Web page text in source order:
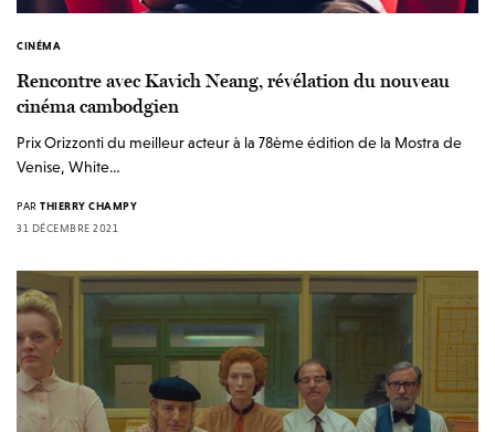
CINÉMA
Rencontre avec Kavich Neang, révélation du nouveau
cinéma cambodgien
Prix Orizzonti du meilleur acteur à la 78ème édition de la Mostra de
Venise, White…
PAR THIERRY CHAMPY
31 DÉCEMBRE 2021